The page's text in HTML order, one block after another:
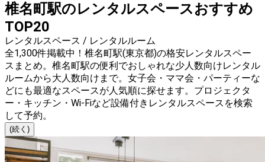
椎名町駅のレンタルスペースおすすめ
TOP20
レンタルスペース / レンタルルーム
全1,300件掲載中！椎名町駅(東京都)の格安レンタルスペー
スまとめ。椎名町駅の便利でおしゃれな少人数向けレンタル
ルームから大人数向けまで。女子会・ママ会・パーティーな
どにも最適なスペースが人気順に探せます。プロジェクタ
ー・キッチン・Wi-Fiなど設備付きレンタルスペースを検索
して予約。
(続く)